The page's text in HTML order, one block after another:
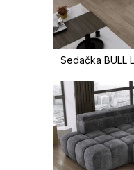
Sedačka BULL